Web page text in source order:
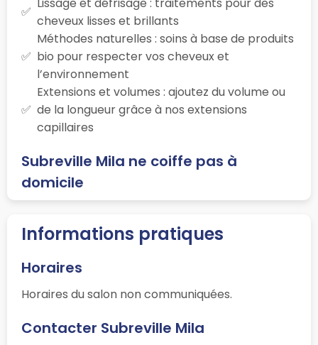
cheveux lisses et brillants
Méthodes naturelles : soins à base de produits
bio pour respecter vos cheveux et
l’environnement
Extensions et volumes : ajoutez du volume ou
de la longueur grâce à nos extensions
capillaires
Subreville Mila ne coiffe pas à
domicile
Informations pratiques
Horaires
Horaires du salon non communiquées.
Contacter Subreville Mila